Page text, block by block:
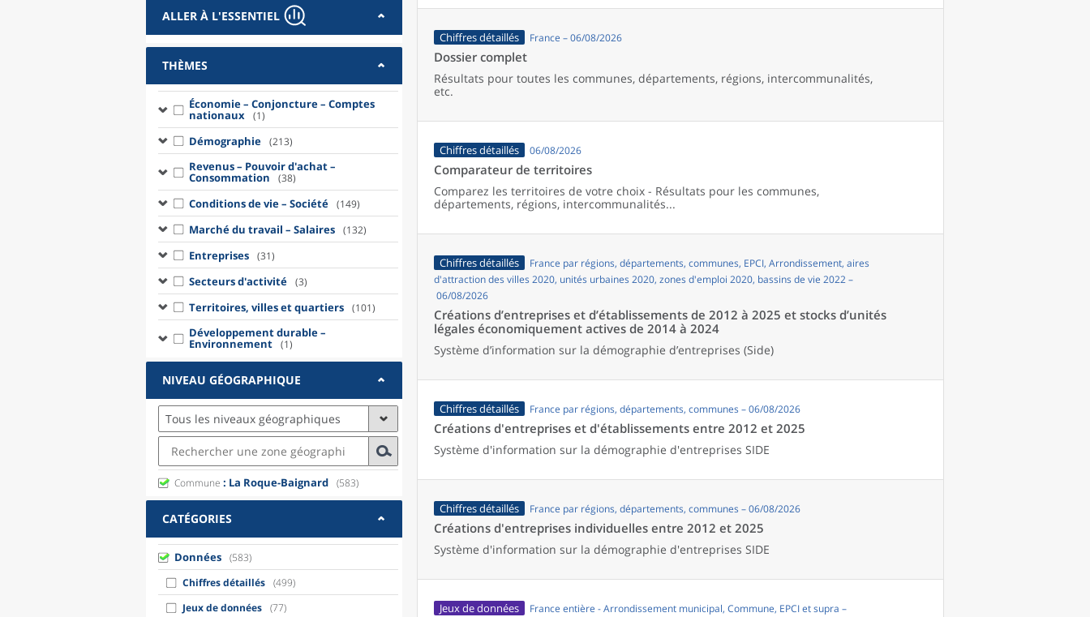
ALLER À L'ESSENTIEL
THÈMES
Économie – Conjoncture – Comptes
nationaux (1)
Démographie (213)
Revenus – Pouvoir d'achat –
Consommation (38)
Conditions de vie – Société (149)
Marché du travail – Salaires (132)
Entreprises (31)
Secteurs d'activité (3)
Territoires, villes et quartiers (101)
Développement durable –
Environnement (1)
NIVEAU GÉOGRAPHIQUE
Tous les niveaux géographiques
Commune : La Roque-Baignard (583)
CATÉGORIES
Données (583)
Chiffres détaillés (499)
Jeux de données (77)
Chiffres détaillés France – 06/08/2026
Dossier complet
Résultats pour toutes les communes, départements, régions, intercommunalités,
etc.
Chiffres détaillés 06/08/2026
Comparateur de territoires
Comparez les territoires de votre choix - Résultats pour les communes,
départements, régions, intercommunalités...
Chiffres détaillés
France par régions, départements, communes, EPCI, Arrondissement, aires
d'attraction des villes 2020, unités urbaines 2020, zones d'emploi 2020, bassins de vie 2022 –
06/08/2026
Créations d’entreprises et d’établissements de 2012 à 2025 et stocks d’unités
légales économiquement actives de 2014 à 2024
Système d’information sur la démographie d’entreprises (Side)
Chiffres détaillés France par régions, départements, communes – 06/08/2026
Créations d'entreprises et d'établissements entre 2012 et 2025
Système d'information sur la démographie d'entreprises SIDE
Chiffres détaillés France par régions, départements, communes – 06/08/2026
Créations d'entreprises individuelles entre 2012 et 2025
Système d'information sur la démographie d'entreprises SIDE
Jeux de données
France entière - Arrondissement municipal, Commune, EPCI et supra –